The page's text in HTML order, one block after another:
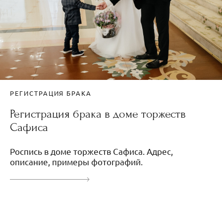
РЕГИСТРАЦИЯ БРАКА
Регистрация брака в доме торжеств
Сафиса
Роспись в доме торжеств Сафиса. Адрес,
описание, примеры фотографий.